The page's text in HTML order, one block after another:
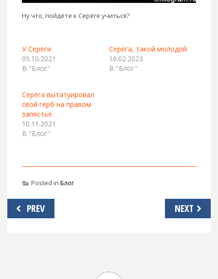
Ну что, пойдёте к Серёге учиться?
У Серёги
05.10.2021
В "Блог"
Серёга, такой молодой
16.02.2023
В "Блог"
Серёга вытатуировал
свой герб на правом
запястье
10.11.2021
В "Блог"
Posted in Блог
Навигация
по
PREV NEXT